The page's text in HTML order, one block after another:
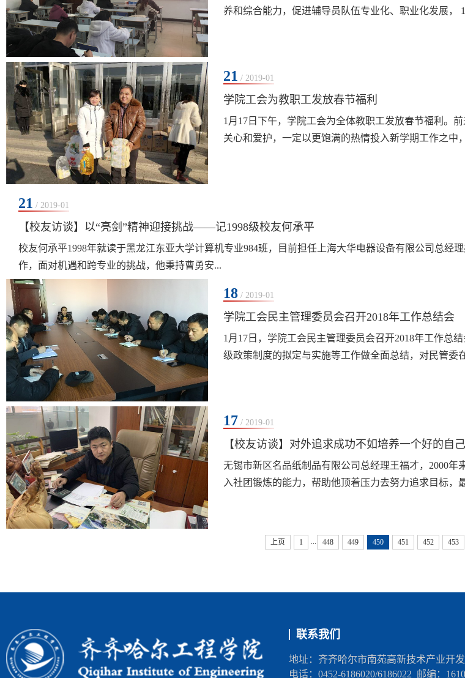
养和综合能力，促进辅导员队伍专业化、职业化发展，
21 / 2019-01
学院工会为教职工发放春节福利
1月17日下午，学院工会为全体教职工发放春节福利。
关心和爱护，一定以更饱满的热情投入新学期工作之中
21 / 2019-01
【校友访谈】以“亮剑”精神迎接挑战——记1998级校友何承平
校友何承平1998年就读于黑龙江东亚大学计算机专业984班，目前担任上海大华电器设备有限公司总经
作，面对机遇和跨专业的挑战，他秉持曹勇安...
18 / 2019-01
学院工会民主管理委员会召开2018年工作总结会
1月17日，学院工会民主管理委员会召开2018年工作总
级政策制度的拟定与实施等工作做全面总结，对民管委
17 / 2019-01
【校友访谈】对外追求成功不如培养一个好的
无锡市新区名品纸制品有限公司总经理王福才，2000
入社团锻炼的能力，帮助他顶着压力去努力追求目标，
上页 1 ... 448 449 450 451 452 453
联系我们
地址：齐齐哈尔市南苑高新技术产业开
电话：0452-6186020/6186022 邮编：